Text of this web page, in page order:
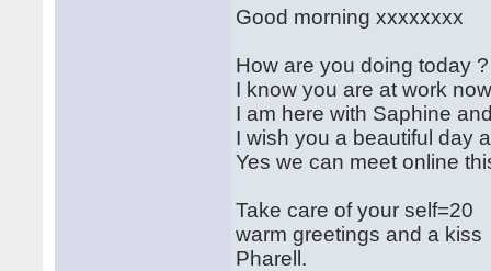
Good morning xxxxxxxx
How are you doing today ?
I know you are at work
I am here with Saphine
I wish you a beautiful day
Yes we can meet online
Take care of your self=20
warm greetings and a kiss
Pharell.